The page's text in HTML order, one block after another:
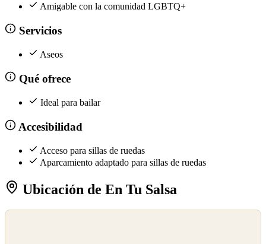
Amigable con la comunidad LGBTQ+
Servicios
Aseos
Qué ofrece
Ideal para bailar
Accesibilidad
Acceso para sillas de ruedas
Aparcamiento adaptado para sillas de ruedas
Ubicación de En Tu Salsa